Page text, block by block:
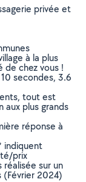
privée et
à la plus
de chez vous !
secondes, 3.6
tout est
aux plus grands
réponse à
indiquent
prix
réalisée sur un
(Février 2024)